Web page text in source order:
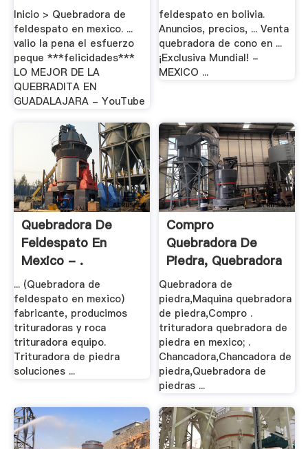
Inicio > Quebradora de
feldespato en mexico. ...
valio la pena el esfuerzo
peque ***felicidades***
LO MEJOR DE LA
QUEBRADITA EN
GUADALAJARA - YouTube
feldespato en bolivia.
Anuncios, precios, ... Venta
quebradora de cono en ...
¡Exclusiva Mundial! -
MEXICO ...
Quebradora De
Feldespato En
Mexico - .
... (Quebradora de
feldespato en mexico)
fabricante, producimos
trituradoras y roca
trituradora equipo.
Trituradora de piedra
soluciones ...
Compro
Quebradora De
Piedra, Quebradora
De .
Quebradora de
piedra,Maquina quebradora
de piedra,Compro .
trituradora quebradora de
piedra en mexico; .
Chancadora,Chancadora de
piedra,Quebradora de
piedras ...